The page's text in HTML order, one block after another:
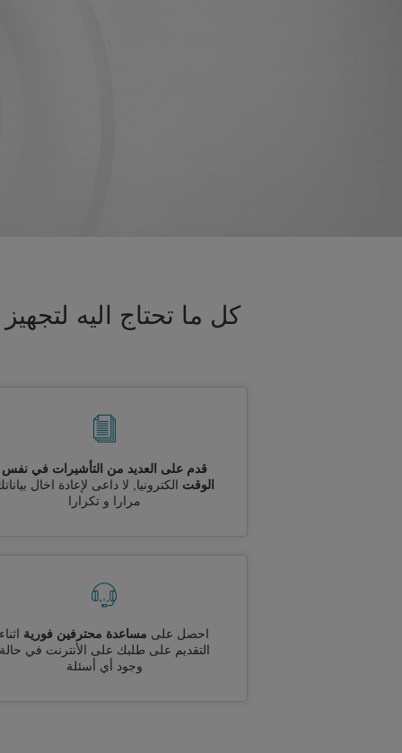
كل ما تحتاج اليه
قدم على العديد من التأشيرات في نفس
الوقت الكترونيا, لا داعى لإعادة اخال
مرارا و تكرارا
احصل على مساعدة محترفين فورية اثناء
التقديم على طلبك على الأنترنت في حالة
وجود أي أسئلة